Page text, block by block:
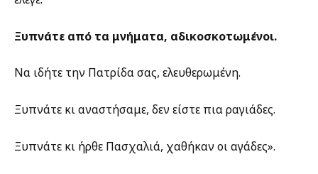
Ξυπνάτε από τα μνήματα, αδικοσκοτωμένοι.
Να ιδήτε την Πατρίδα σας, ελευθερωμένη.
Ξυπνάτε κι αναστήσαμε, δεν είστε πια ραγιάδες.
Ξυπνάτε κι ήρθε Πασχαλιά, χαθήκαν οι αγάδες».